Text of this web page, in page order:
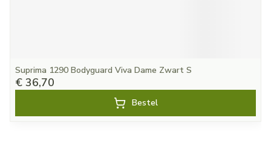
Suprima 1290 Bodyguard Viva Dame Zwart S
€ 36,70
Bestel